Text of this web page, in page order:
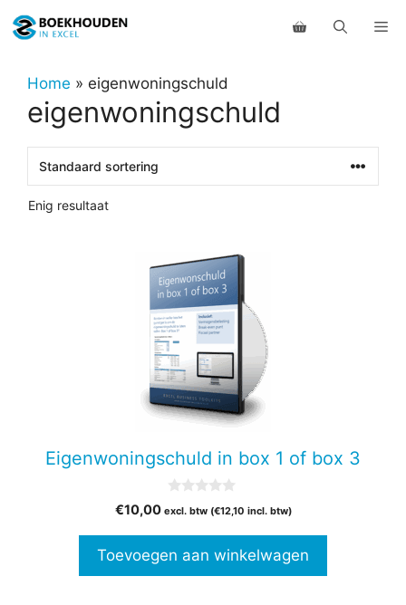
naar
inhoudHome » eigenwoningschuld
eigenwoningschuld
Enig resultaat
Eigenwoningschuld in box 1 of box 3
v
5
€10,00 excl. btw (€12,10 incl. btw)
Toevoegen aan winkelwagen